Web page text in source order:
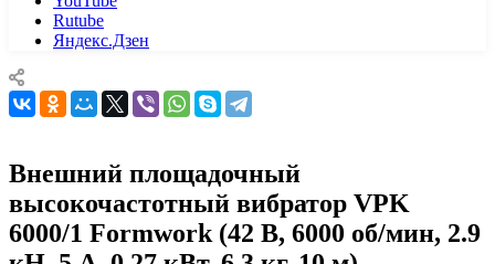
Rutube
Яндекс.Дзен
Внешний площадочный
высокочастотный вибратор VPK
6000/1 Formwork (42 В, 6000 об/мин, 2.9